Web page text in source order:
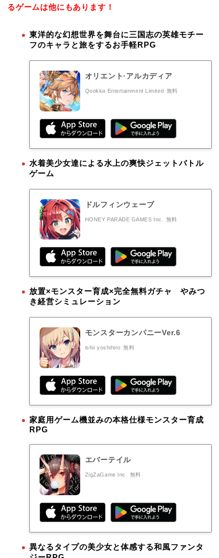
るゲームは他にもあります！
東洋的な幻想世界を舞台に三国志の英雄モチー
フのキャラと旅をするお手軽RPG
オリエント·アルカディア
Qookka Entertainment Limited 無料
水着美少女達による水上の爽快ジェットバトル
ゲーム
ドルフィンウェーブ
HONEY PARADE GAMES Inc. 無料
放置×モンスター育成×完全無料ガチャ やみつ
き経営シミュレーション
モンスターカンパニーVer.6
ishii yoshihiro 無料
家庭用ゲーム機並みの本格仕様モンスター育成
RPG
エバーテイル
ZigZaGame Inc. 無料
異なるタイプの美少女と体感する和風ファンタ